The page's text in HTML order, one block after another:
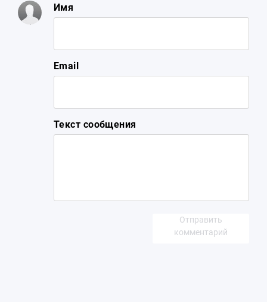
Имя
Email
Текст сообщения
Отправить
комментарий